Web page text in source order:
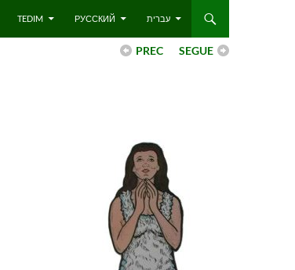
TEDIM РУССКИЙ עברית
SEGUE
PREC